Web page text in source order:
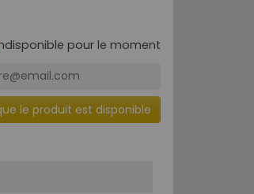
pour le moment
le produit est disponible